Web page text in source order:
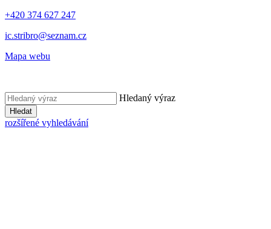
+420 374 627 247
ic.stribro@seznam.cz
Mapa webu
Hledaný výraz
Hledat
rozšířené vyhledávání